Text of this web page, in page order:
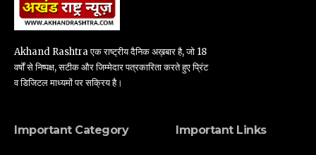
Akhand Rashtra एक राष्ट्रीय दैनिक अख़बार है, जो 18
वर्षों से निष्पक्ष, सटीक और जिम्मेदार पत्रकारिता करते हुए प्रिंट
व डिजिटल माध्यमों पर सक्रिय है।
Important Category Important Links